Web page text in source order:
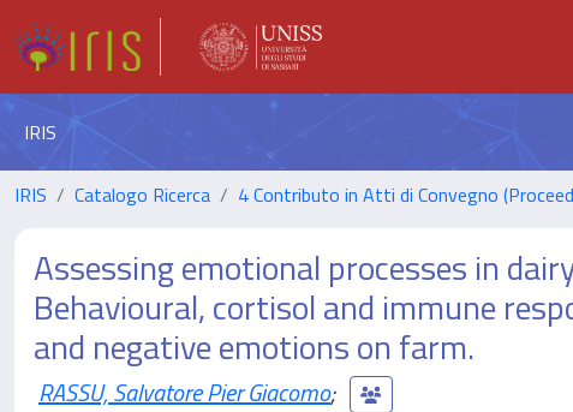
IRIS
IRIS Catalogo Ricerca 4 Contributo in Atti di Convegno
Assessing emotional processes in
Behavioural, cortisol and immune
and negative emotions on farm.
RASSU, Salvatore Pier Giacomo;